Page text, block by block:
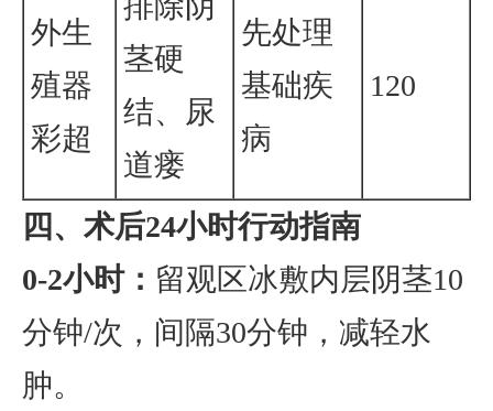
外生
殖器
彩超
茎硬
结、尿
道瘘
先处理
基础疾
病
120
四、术后24小时行动指南
0-2小时： 留观区冰敷内层阴茎10
分钟/次，间隔30分钟，减轻水
肿。